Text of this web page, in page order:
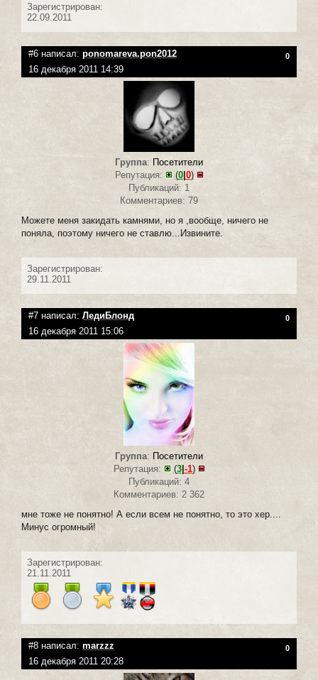
Зарегистрирован:
22.09.2011
#6 написал: ponomareva.pon2012 0
16 декабря 2011 14:39
Группа: Посетители
Репутация:
(0|0)
Публикаций: 1
Комментариев: 79
Можете меня закидать камнями, но я ,вообще, ничего не
поняла, поэтому ничего не ставлю...Извините.
Зарегистрирован:
29.11.2011
#7 написал: ЛедиБлонд 0
16 декабря 2011 15:06
Группа: Посетители
Репутация:
(3|-1)
Публикаций: 4
Комментариев: 2 362
мне тоже не понятно! А если всем не понятно, то это хер....
Минус огромный!
Зарегистрирован:
21.11.2011
#8 написал: marzzz 0
16 декабря 2011 20:28